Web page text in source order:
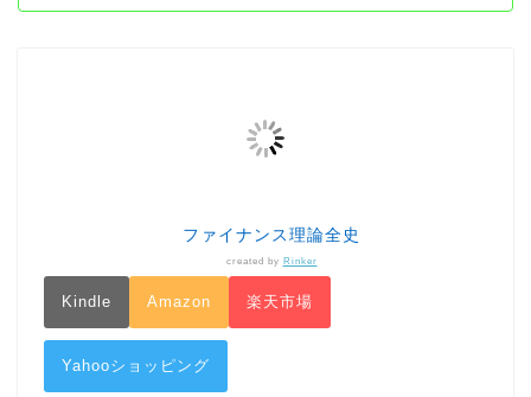
ファイナンス理論全史
created by Rinker
Kindle Amazon 楽天市場
Yahooショッピング